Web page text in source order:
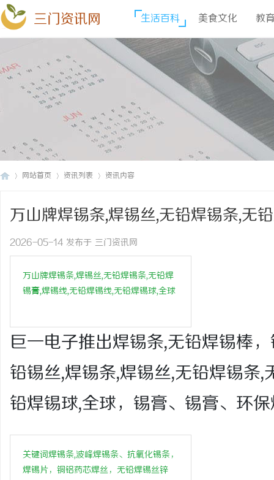
三门资讯网 生活百科 美食文化 教
网站首页 资讯列表 资讯内容
万山牌焊锡条,焊锡丝,无铅焊锡条,无
锡球,全球
2026-05-14 发布于 三门资讯网
万山牌焊锡条,焊锡丝,无铅焊锡条,无铅焊
锡膏,焊锡线,无铅焊锡线,无铅焊锡球,全球
巨一电子推出焊锡条,无铅焊锡棒
铅锡丝,焊锡条,焊锡丝,无铅焊锡条
铅焊锡球,全球，锡膏、锡膏、环
关键词焊锡条,波峰焊锡条、抗氧化锡条，
焊锡片，铜铝药芯焊丝，无铅焊锡丝锌